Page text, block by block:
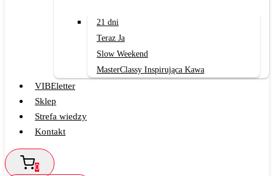
21 dni
Teraz Ja
Slow Weekend
MasterClassy Inspirująca Kawa
VIBEletter
Sklep
Strefa wiedzy
Kontakt
0